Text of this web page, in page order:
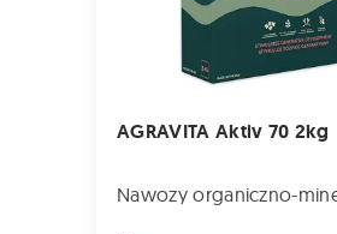
AGRAVITA Aktiv 70 2kg
Nawozy organiczno-